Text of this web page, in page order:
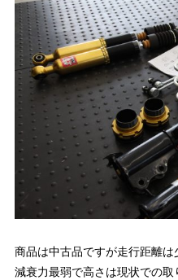
商品は中古品ですが走行距離は
減衰力最弱で高さは現状での取